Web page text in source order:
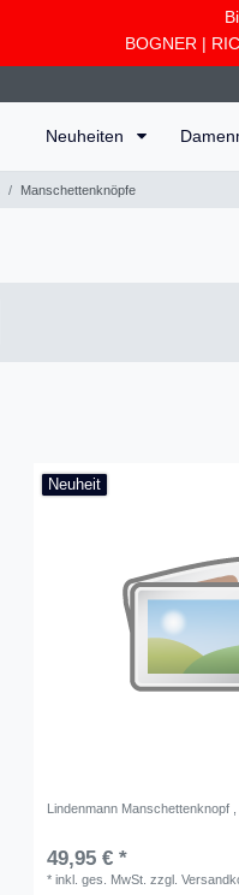
BOGNER |
Neuheiten
Manschettenknöpfe
Neuheit
Lindenmann Manschettenknopf
49,95 € *
*inkl. ges. MwSt. zzgl.